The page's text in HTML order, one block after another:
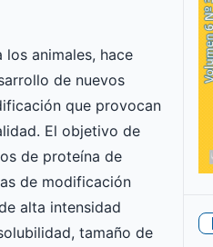
animales, hace
de nuevos
que provocan
El objetivo de
de proteína de
de modificación
alta intensidad
tamaño de